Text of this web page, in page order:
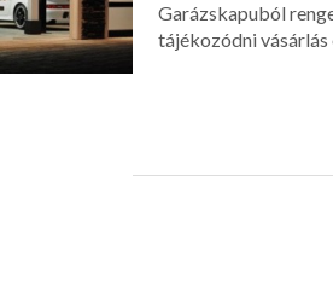
Garázskapuból
tájékozódni